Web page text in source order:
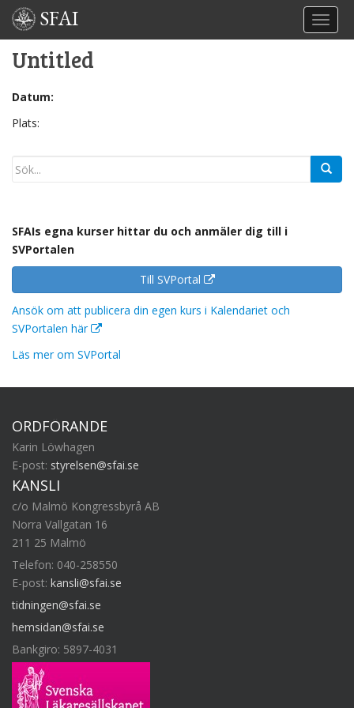
SFAI
Untitled
Datum:
Plats:
SFAIs egna kurser hittar du och anmäler dig till i
SVPortalen
Till SVPortal
Ansök om att publicera din egen kurs i Kalendariet och
SVPortalen här
Läs mer om SVPortal
ORDFÖRANDE
Karin Löwhagen
E-post: styrelsen@sfai.se
KANSLI
c/o Malmö Kongressbyrå AB
Norra Vallgatan 16
211 25 Malmö
Telefon: 040-258550
E-post: kansli@sfai.se
tidningen@sfai.se
hemsidan@sfai.se
Bankgiro: 5897-4031